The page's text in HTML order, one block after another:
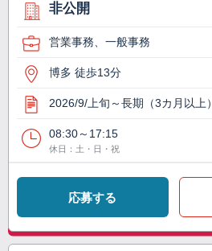
非公開
営業事務、一般事務
博多 徒歩13分
2026/9/上旬～長期（3カ月以上）
08:30～17:15
休日：土・日・祝
応募する